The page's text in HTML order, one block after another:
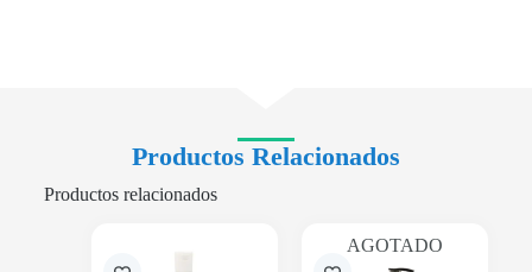
Productos Relacionados
Productos relacionados
AGOTADO